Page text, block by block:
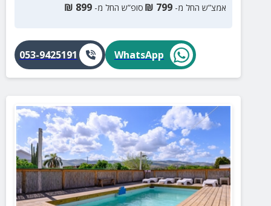
אמצ”ש החל מ- 799
₪ סופ”ש החל מ- 899
₪
WhatsApp
053-9425191